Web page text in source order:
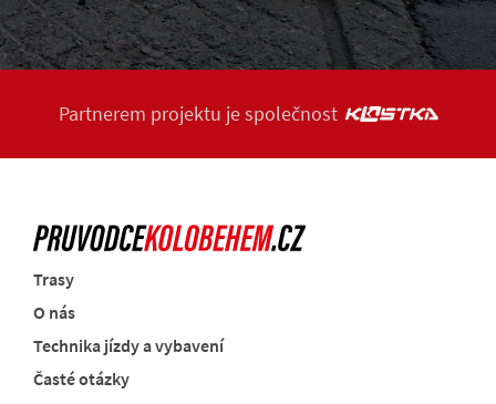
Partnerem projektu je společnost
Trasy
O nás
Technika jízdy a vybavení
Časté otázky